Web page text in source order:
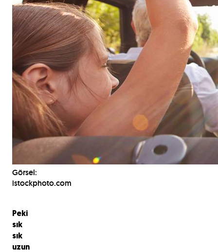
Görsel:
istockphoto.com
Peki
sık
sık
uzun